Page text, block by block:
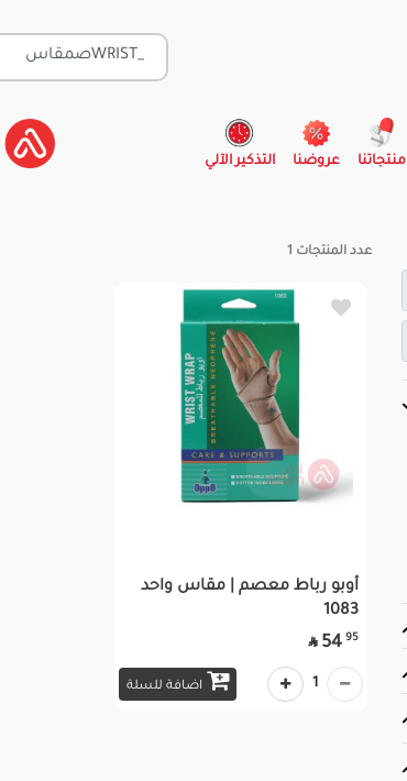
منتجاتنا عروضنا التذكير الآلي
عدد المنتجات 1
أوبو رباط معصم | مقاس واحد
1083
95
54

اضافة للسلة 1